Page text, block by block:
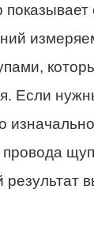
Если
провода